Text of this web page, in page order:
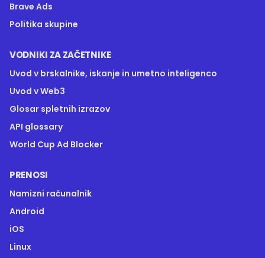
Brave Ads
Politika skupine
VODNIKI ZA ZAČETNIKE
Uvod v brskalnike, iskanje in umetno inteligenco
Uvod v Web3
Glosar spletnih izrazov
API glossary
World Cup Ad Blocker
PRENOSI
Namizni računalnik
Android
iOS
Linux